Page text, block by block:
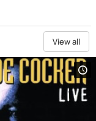
View all